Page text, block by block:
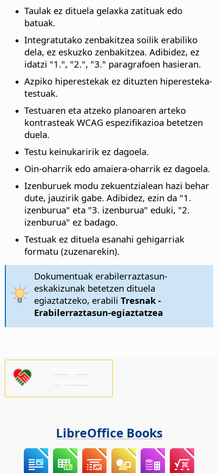
Taulak ez dituela gelaxka zatituak edo
batuak.
Integratutako zenbakitzea soilik erabiliko
dela, ez eskuzko zenbakitzea. Adibidez, ez
idatzi "1.", "2.", "3." paragrafoen hasieran.
Azpiko hiperestekak ez dituzten hiperesteka-
testuak.
Testuaren eta atzeko planoaren arteko
kontrasteak WCAG espezifikazioa betetzen
duela.
Testu keinukaririk ez dagoela.
Oin-oharrik edo amaiera-oharrik ez dagoela.
Izenburuek modu zekuentzialean hazi behar
dute, jauzirik gabe. Adibidez, ezin da "1.
izenburua" eta "3. izenburua" eduki, "2.
izenburua" ez badago.
Testuak ez dituela esanahi gehigarriak
formatu (zuzenarekin).
Dokumentuak erabilerraztasun-
eskakizunak betetzen dituela
egiaztatzeko, erabili Tresnak -
Erabilerraztasun-egiaztatzea
LibreOffice Books